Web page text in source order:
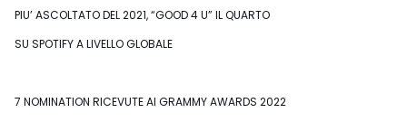
PIU’ ASCOLTATO DEL 2021, “GOOD 4 U” IL QUARTO
SU SPOTIFY A LIVELLO GLOBALE
7 NOMINATION RICEVUTE AI GRAMMY AWARDS 2022